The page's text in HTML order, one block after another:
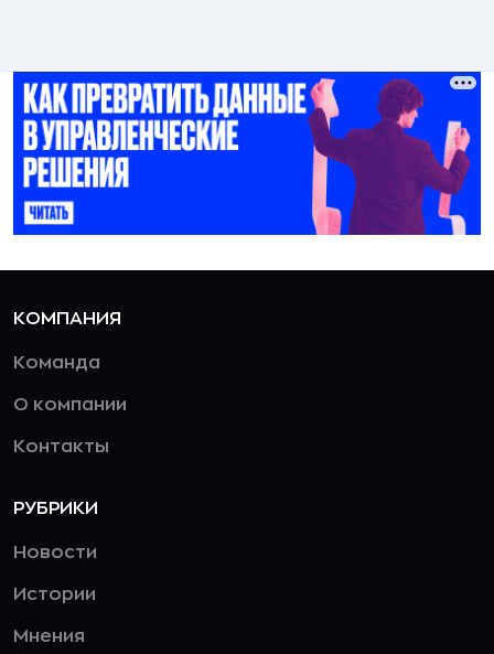
КОМПАНИЯ
Команда
О компании
Контакты
РУБРИКИ
Новости
Истории
Мнения